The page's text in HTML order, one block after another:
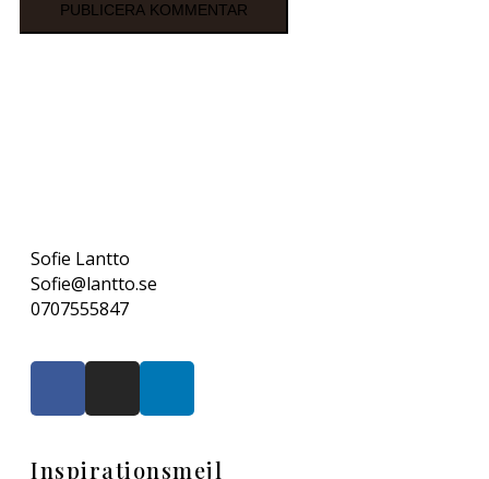
Sofie Lantto
Sofie@lantto.se
0707555847
Inspirationsmejl